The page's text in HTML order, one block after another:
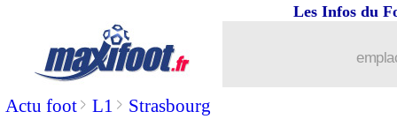
Actu foot> L1 > Strasbourg
Les Infos du
Atalanta : l'Inter fonce sur Ederson
08/07 Miami: la direction sereine pour
: Kvistgaarden a bien rejoint